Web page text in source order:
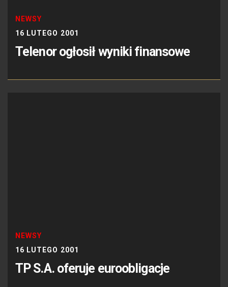
NEWSY
16 LUTEGO 2001
Telenor ogłosił wyniki finansowe
NEWSY
16 LUTEGO 2001
TP S.A. oferuje euroobligacje